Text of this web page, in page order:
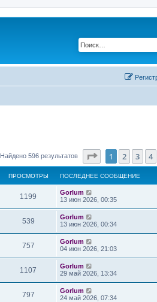
Найдено 596 результатов Страница1 из
1 2 3 4
ПРОСМОТРЫ ПОСЛЕДНЕЕ СООБЩЕНИЕ
1199
Gorlum
13 июн 2026, 00:35
539
Gorlum
13 июн 2026, 00:34
757
Gorlum
04 июн 2026, 21:03
1107
Gorlum
29 май 2026, 13:34
797
Gorlum
24 май 2026, 07:34